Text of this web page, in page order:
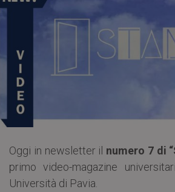
Oggi in newsletter il numero 7 di
primo video-magazine
Università di Pavia.